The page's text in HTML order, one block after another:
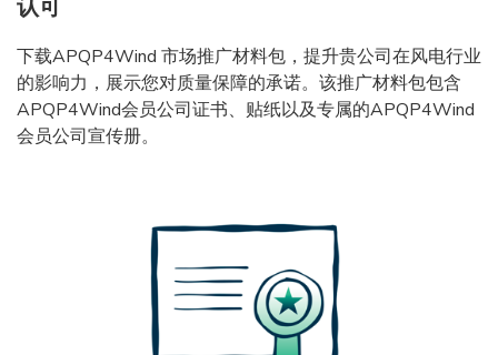
认可
下载APQP4Wind 市场推广材料包，提升贵公司在风电行业
的影响力，展示您对质量保障的承诺。该推广材料包包含
APQP4Wind会员公司证书、贴纸以及专属的APQP4Wind
会员公司宣传册。